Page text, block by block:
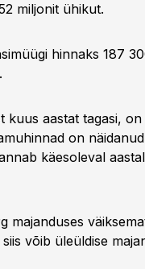
miljonit ühikut.
hinnaks 187
kuus aastat tagasi,
on
käesoleval
majanduses
võib üleüldise